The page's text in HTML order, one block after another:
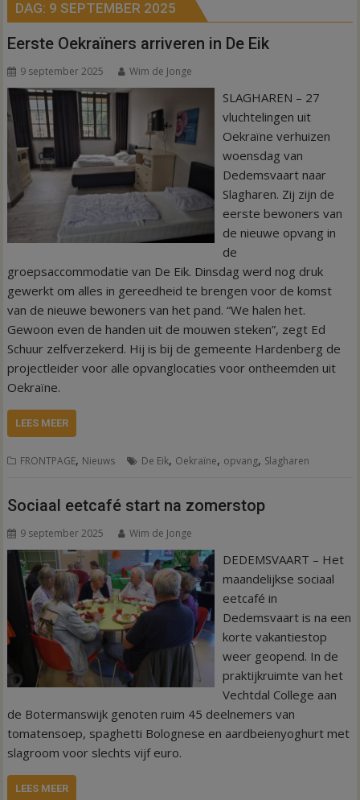
DAG: 9 SEPTEMBER 2025
Eerste Oekraïners arriveren in De Eik
9 september 2025 Wim de Jonge
SLAGHAREN – 27
vluchtelingen uit
Oekraïne verhuizen
woensdag van
Dedemsvaart naar
Slagharen. Zij zijn de
eerste bewoners van
de nieuwe opvang in
de
groepsaccommodatie van De Eik. Dinsdag werd nog druk
gewerkt om alles in gereedheid te brengen voor de komst
van de nieuwe bewoners van het pand. “We halen het.
Gewoon even de handen uit de mouwen steken”, zegt Ed
Schuur zelfverzekerd. Hij is bij de gemeente Hardenberg de
projectleider voor alle opvanglocaties voor ontheemden uit
Oekraïne.
LEES MEER
FRONTPAGE, Nieuws De Eik, Oekraïne, opvang, Slagharen
Sociaal eetcafé start na zomerstop
9 september 2025 Wim de Jonge
DEDEMSVAART – Het
maandelijkse sociaal
eetcafé in
Dedemsvaart is na een
korte vakantiestop
weer geopend. In de
praktijkruimte van het
Vechtdal College aan
de Botermanswijk genoten ruim 45 deelnemers van
tomatensoep, spaghetti Bolognese en aardbeienyoghurt met
slagroom voor slechts vijf euro.
LEES MEER